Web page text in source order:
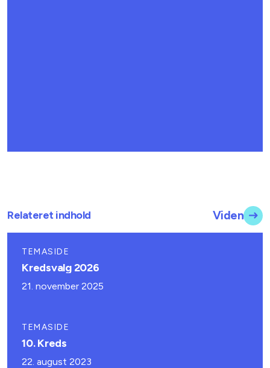
Relateret indhold Viden
TEMASIDE
Kredsvalg 2026
21. november 2025
TEMASIDE
10. Kreds
22. august 2023